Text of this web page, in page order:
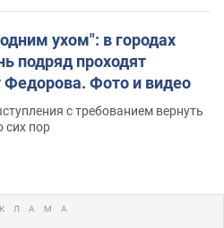
ухом": в городах
подряд проходят
Фото и видео
с требованием вернуть
сих пор